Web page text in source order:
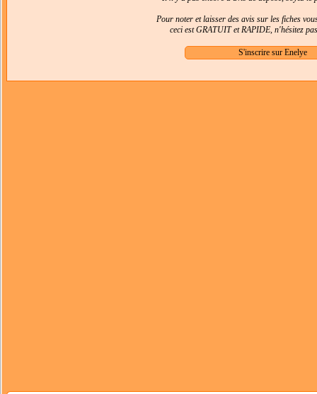
Pour noter et laisser des avis sur les fiches
ceci est GRATUIT et RAPIDE, n'hésitez